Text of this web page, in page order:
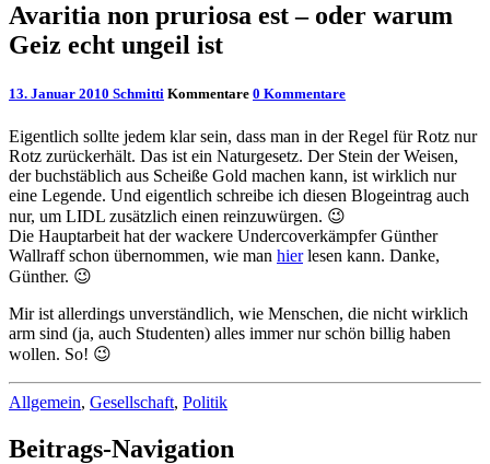
Avaritia non pruriosa est – oder warum
Geiz echt ungeil ist
13. Januar 2010 Schmitti Kommentare 0 Kommentare
Eigentlich sollte jedem klar sein, dass man in der Regel für Rotz nur
Rotz zurückerhält. Das ist ein Naturgesetz. Der Stein der Weisen,
der buchstäblich aus Scheiße Gold machen kann, ist wirklich nur
eine Legende. Und eigentlich schreibe ich diesen Blogeintrag auch
nur, um LIDL zusätzlich einen reinzuwürgen. 😉
Die Hauptarbeit hat der wackere Undercoverkämpfer Günther
Wallraff schon übernommen, wie man hierlesen kann. Danke,
Günther. 😉
Mir ist allerdings unverständlich, wie Menschen, die nicht wirklich
arm sind (ja, auch Studenten) alles immer nur schön billig haben
wollen. So! 😉
Allgemein, Gesellschaft, Politik
Beitrags-Navigation